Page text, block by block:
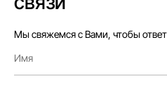
Мы свяжемся с Вами, чтобы